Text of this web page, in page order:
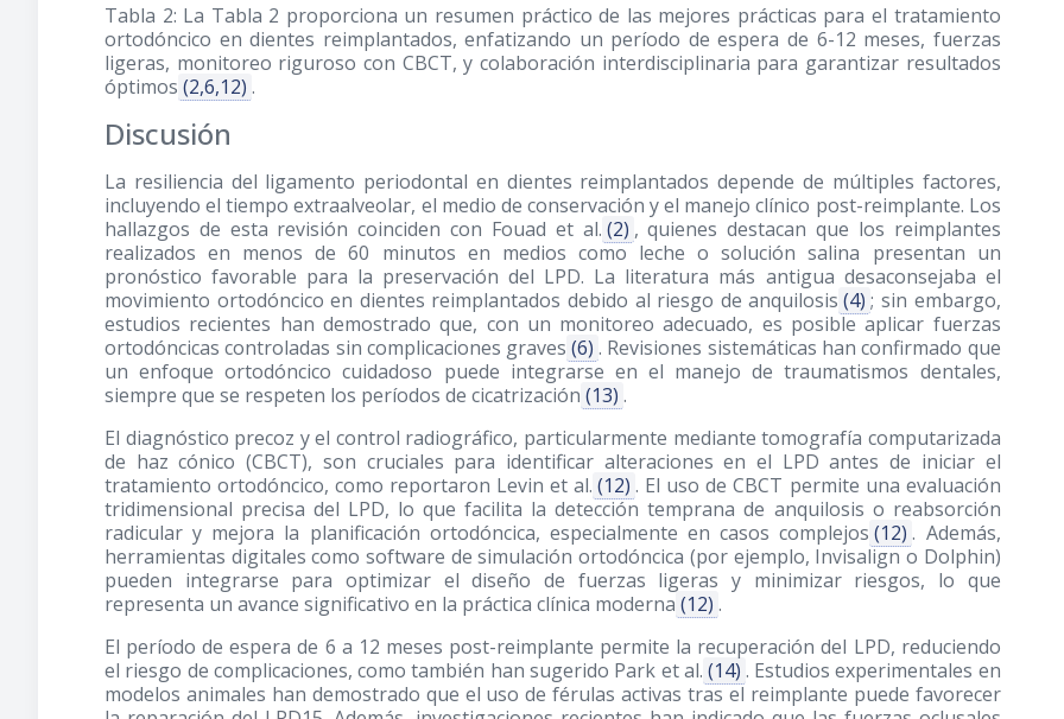
Tabla 2: La Tabla 2 proporciona un resumen práctico de las mejores prácticas para el tratamiento
ortodóncico en dientes reimplantados, enfatizando un período de espera de 6-12 meses, fuerzas
ligeras, monitoreo riguroso con CBCT, y colaboración interdisciplinaria para garantizar resultados
óptimos (2,6,12) .
Discusión
La resiliencia del ligamento periodontal en dientes reimplantados depende de múltiples factores,
incluyendo el tiempo extraalveolar, el medio de conservación y el manejo clínico post-reimplante. Los
hallazgos de esta revisión coinciden con Fouad et al. (2) , quienes destacan que los reimplantes
realizados en menos de 60 minutos en medios como leche o solución salina presentan un
pronóstico favorable para la preservación del LPD. La literatura más antigua desaconsejaba el
movimiento ortodóncico en dientes reimplantados debido al riesgo de anquilosis (4) ; sin embargo,
estudios recientes han demostrado que, con un monitoreo adecuado, es posible aplicar fuerzas
ortodóncicas controladas sin complicaciones graves (6) . Revisiones sistemáticas han confirmado que
un enfoque ortodóncico cuidadoso puede integrarse en el manejo de traumatismos dentales,
siempre que se respeten los períodos de cicatrización (13) .
El diagnóstico precoz y el control radiográfico, particularmente mediante tomografía computarizada
de haz cónico (CBCT), son cruciales para identificar alteraciones en el LPD antes de iniciar el
tratamiento ortodóncico, como reportaron Levin et al. (12) . El uso de CBCT permite una evaluación
tridimensional precisa del LPD, lo que facilita la detección temprana de anquilosis o reabsorción
radicular y mejora la planificación ortodóncica, especialmente en casos complejos (12) . Además,
herramientas digitales como software de simulación ortodóncica (por ejemplo, Invisalign o Dolphin)
pueden integrarse para optimizar el diseño de fuerzas ligeras y minimizar riesgos, lo que
representa un avance significativo en la práctica clínica moderna (12) .
El período de espera de 6 a 12 meses post-reimplante permite la recuperación del LPD, reduciendo
el riesgo de complicaciones, como también han sugerido Park et al. (14) . Estudios experimentales en
modelos animales han demostrado que el uso de férulas activas tras el reimplante puede favorecer